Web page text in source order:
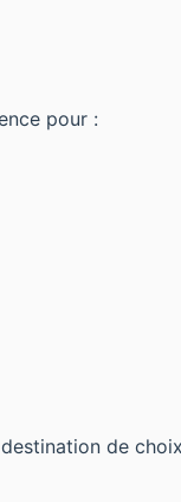
pour :
de